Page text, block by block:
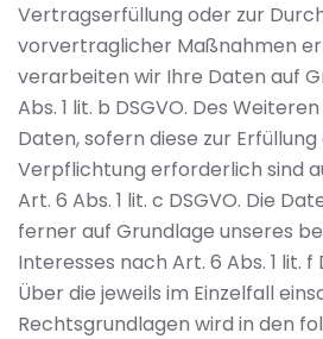
Vertragserfüllung oder zur
vorvertraglicher Maßnahmen
verarbeiten wir Ihre Daten auf
Abs. 1 lit. b DSGVO. Des
Daten, sofern diese zur
Verpflichtung erforderlich sind
Art. 6 Abs. 1 lit. c DSGVO. Die
ferner auf Grundlage unseres
Interesses nach Art. 6 Abs. 1 lit. f
Über die jeweils im Einzelfall
Rechtsgrundlagen wird in den